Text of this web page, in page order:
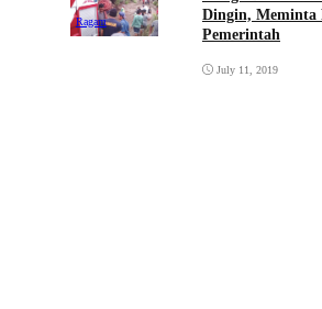
Ragam
Dingin, Meminta
Pemerintah
July 11, 2019